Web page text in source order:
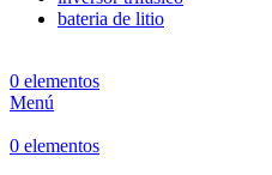
bateria de litio
0 elementos
Menú
0 elementos